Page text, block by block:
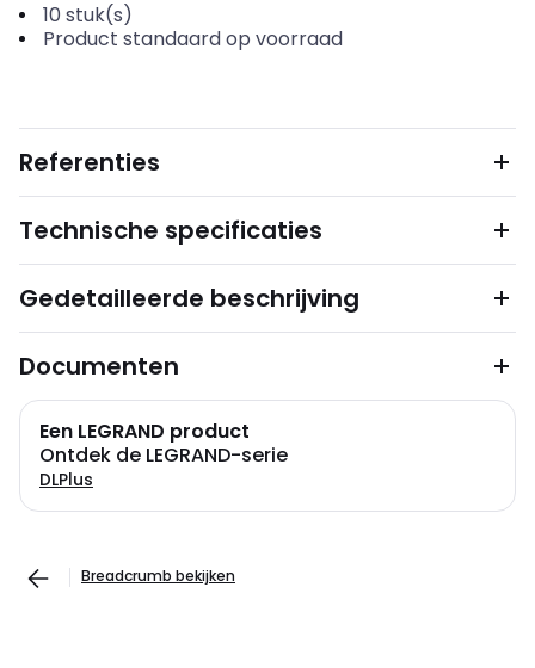
10 stuk(s)
Product standaard op voorraad
Referenties
Technische specificaties
Gedetailleerde beschrijving
Documenten
Een LEGRAND product
Ontdek de LEGRAND-serie
DLPlus
Breadcrumb bekijken